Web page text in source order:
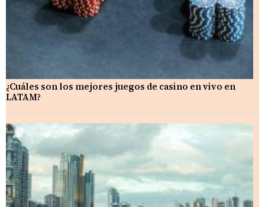
¿Cuáles son los mejores juegos de casino en vivo en
LATAM?